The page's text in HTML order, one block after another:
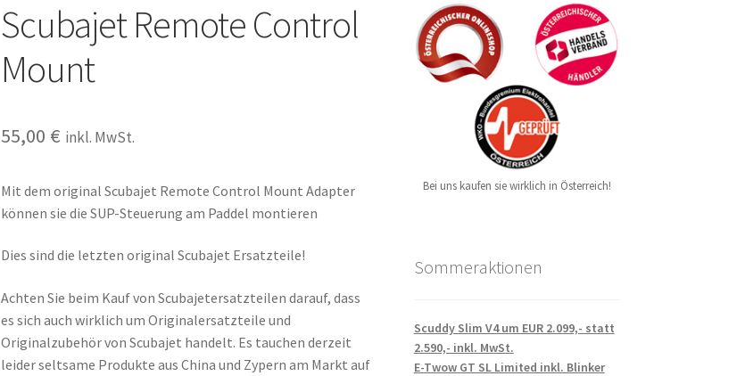
Scubajet Remote Control
Mount
55,00 € inkl. MwSt.
Mit dem original Scubajet Remote Control Mount Adapter
können sie die SUP-Steuerung am Paddel montieren
Dies sind die letzten original Scubajet Ersatzteile!
Achten Sie beim Kauf von Scubajetersatzteilen darauf, dass
es sich auch wirklich um Originalersatzteile und
Originalzubehör von Scubajet handelt. Es tauchen derzeit
leider seltsame Produkte aus China und Zypern am Markt auf
Bei uns kaufen sie wirklich in Österreich!
Sommeraktionen
Scuddy Slim V4 um EUR 2.099,- statt
2.590,- inkl. MwSt.
E-Twow GT SL Limited inkl. Blinker